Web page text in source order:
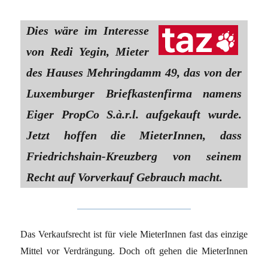
Dies wäre im Interesse
von Redi Yegin, Mieter
des Hauses Mehringdamm 49, das von der
Luxemburger Briefkastenfirma namens
Eiger PropCo S.à.r.l. aufgekauft wurde.
Jetzt hoffen die MieterInnen, dass
Friedrichshain-Kreuzberg von seinem
Recht auf Vorverkauf Gebrauch macht.
Das Verkaufsrecht ist für viele MieterInnen fast das einzige
Mittel vor Verdrängung. Doch oft gehen die MieterInnen